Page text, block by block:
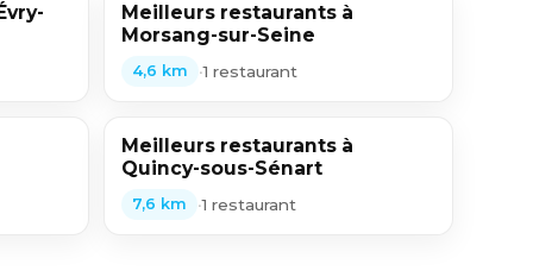
Meilleurs restaurants à
Morsang-sur-Seine
4,6 km •1 restaurant
Meilleurs restaurants à
Quincy-sous-Sénart
7,6 km •1 restaurant